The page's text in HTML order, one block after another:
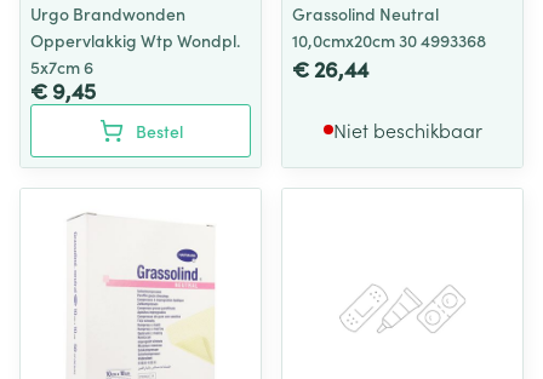
Urgo Brandwonden
Oppervlakkig Wtp Wondpl.
5x7cm 6
€ 9,45
Bestel
Grassolind Neutral
10,0cmx20cm 30 4993368
€ 26,44
Niet beschikbaar